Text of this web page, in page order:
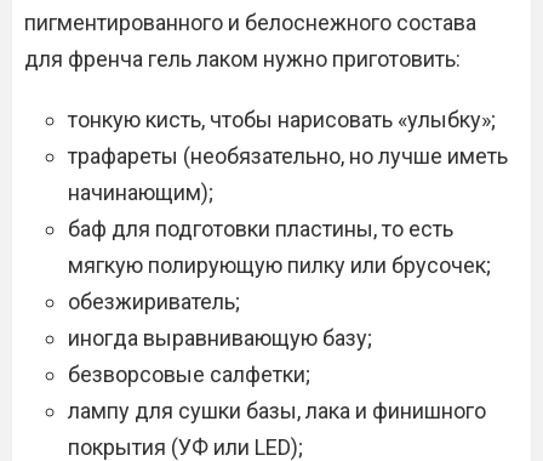
пигментированного и белоснежного состава
для френча гель лаком нужно приготовить:
тонкую кисть, чтобы нарисовать «улыбку»;
трафареты (необязательно, но лучше иметь
начинающим);
баф для подготовки пластины, то есть
мягкую полирующую пилку или брусочек;
обезжириватель;
иногда выравнивающую базу;
безворсовые салфетки;
лампу для сушки базы, лака и финишного
покрытия (УФ или LED);